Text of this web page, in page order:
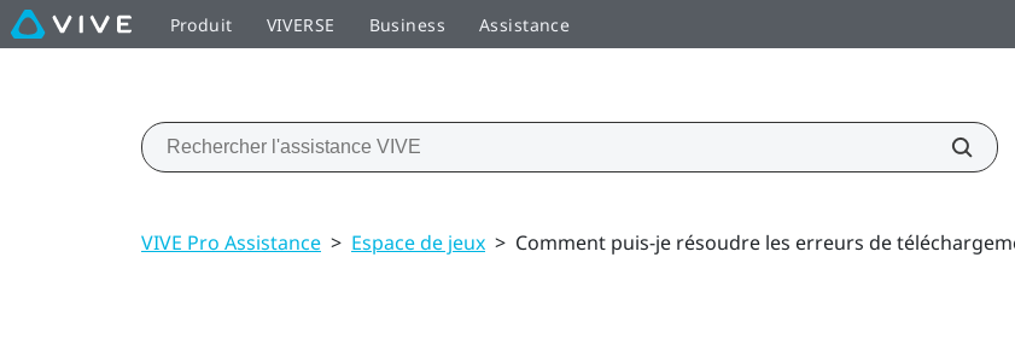
Produit VIVERSE Business Assistance
VIVE Pro Assistance > Espace de jeux > Comment puis-je résoudre les erreurs de